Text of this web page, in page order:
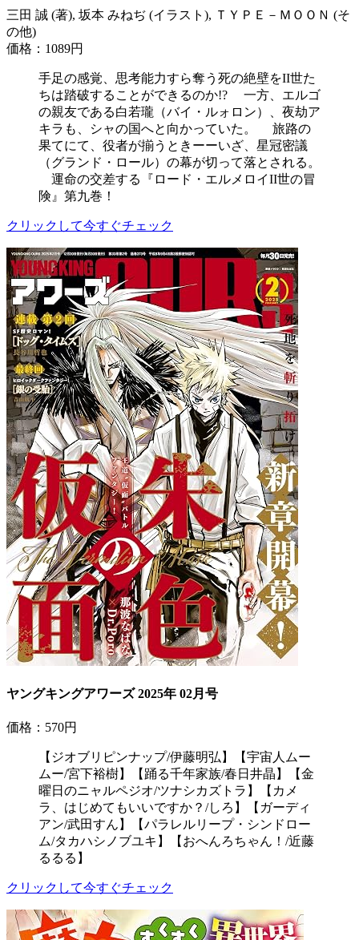
三田 誠 (著), 坂本 みねぢ (イラスト), ＴＹＰＥ－ＭＯＯＮ (そ
の他)
価格：1089円
手足の感覚、思考能力すら奪う死の絶壁をII世た
ちは踏破することができるのか!? 一方、エルゴ
の親友である白若瓏（バイ・ルォロン）、夜劫ア
キラも、シャの国へと向かっていた。 旅路の
果てにて、役者が揃うときーーいざ、星冠密議
（グランド・ロール）の幕が切って落とされる。
運命の交差する『ロード・エルメロイII世の冒
険』第九巻！
クリックして今すぐチェック
ヤングキングアワーズ 2025年 02月号
価格：570円
【ジオブリピンナップ/伊藤明弘】【宇宙人ムー
ムー/宮下裕樹】【踊る千年家族/春日井晶】【金
曜日のニャルペジオ/ツナシカズトラ】【カメ
ラ、はじめてもいいですか？/しろ】【ガーディ
アン/武田すん】【パラレルリープ・シンドロー
ム/タカハシノブユキ】【おへんろちゃん！/近藤
るるる】
クリックして今すぐチェック